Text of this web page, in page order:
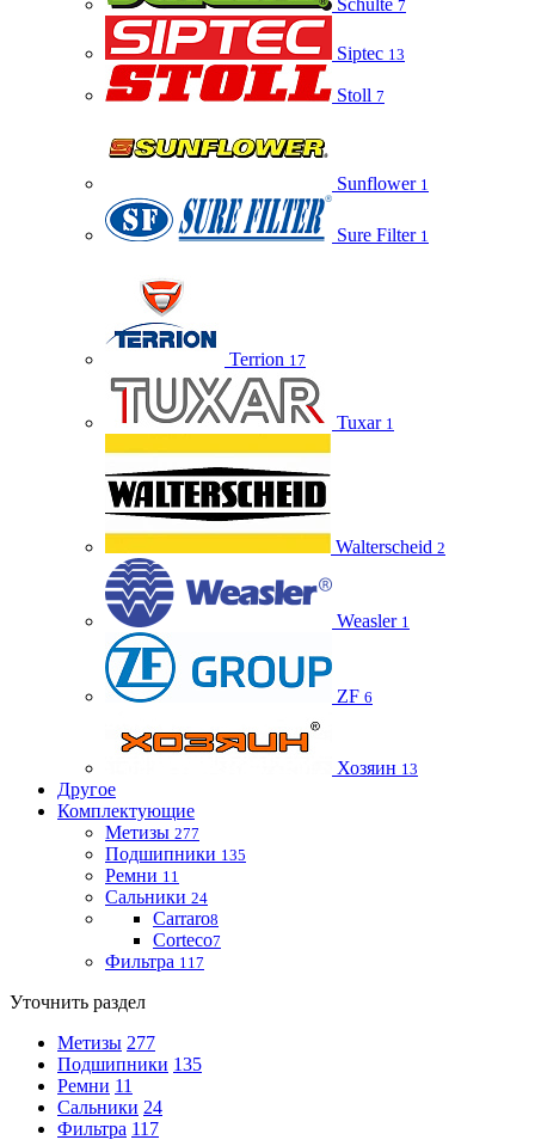
Schulte 7
Siptec 13
Stoll 7
Sunflower 1
Sure Filter 1
Terrion 17
Tuxar 1
Walterscheid 2
Weasler 1
ZF 6
Хозяин 13
Другое
Комплектующие
Метизы 277
Подшипники 135
Ремни 11
Сальники 24
Carraro8
Corteco7
Фильтра 117
Уточнить раздел
Метизы 277
Подшипники 135
Ремни 11
Сальники 24
Фильтра 117